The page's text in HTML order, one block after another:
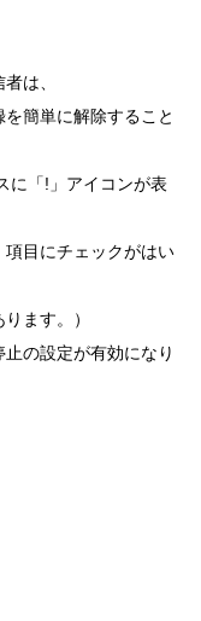
は、
簡単に解除すること
に「!」アイコンが表
項目にチェックがはい
ます。）
の設定が有効になり